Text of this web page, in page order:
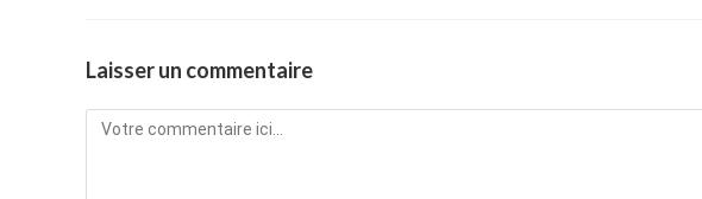
Laisser un commentaire
Comment